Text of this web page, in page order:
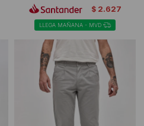
$ 2.627
LLEGA MAÑANA - MVD